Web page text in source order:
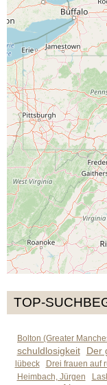
TOP-
Bolton (Greater
schuldlosigkeit Der
lübeck
Drei frauen auf
Heimbach, Jürgen